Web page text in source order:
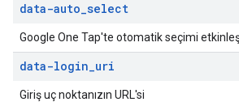
data-auto_select
Google One Tap'te otomatik seçimi
data-login_uri
Giriş uç noktanızın URL'si